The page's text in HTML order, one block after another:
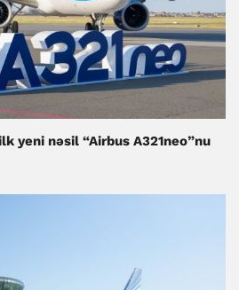
yeni nəsil “Airbus A321neo”nu